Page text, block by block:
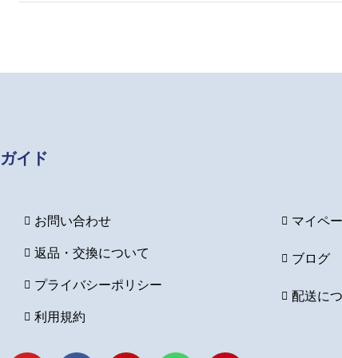
ガイド
お問い合わせ
返品・交換について
プライバシーポリシー
利用規約
マイペ
ブログ
配送に